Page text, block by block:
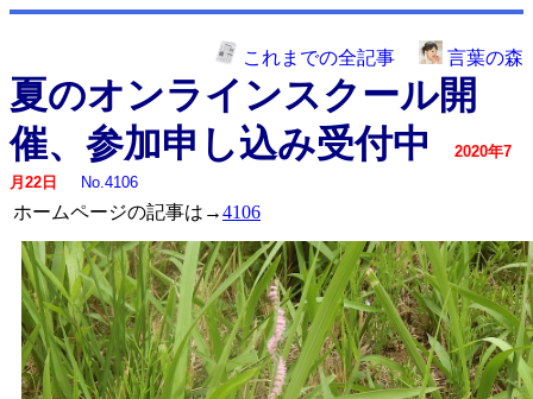
これまでの全記事 言葉の森
夏のオンラインスクール開
催、参加申し込み受付中
2020年7
月22日
No.4106
ホームページの記事は→4106